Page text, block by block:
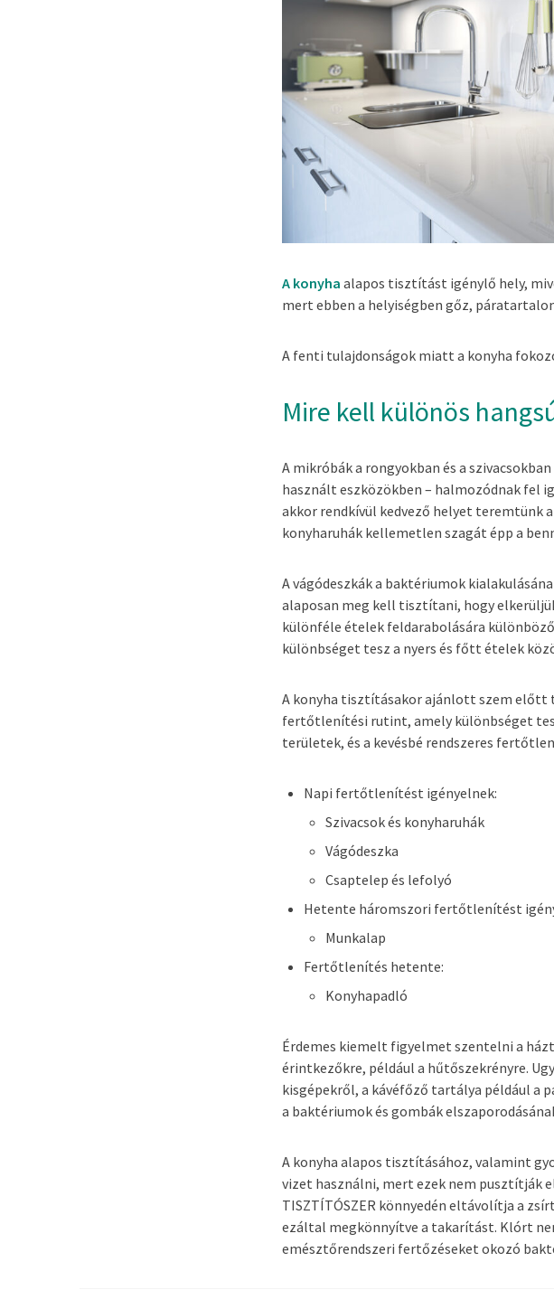
A konyha alapos tisztítást igénylő hely,
mert ebben a helyiségben gőz,
A fenti tulajdonságok miatt a konyha
Mire kell különös
A mikróbák a rongyokban és a
használt eszközökben – halmozódnak fel
akkor rendkívül kedvező helyet teremtünk
konyharuhák kellemetlen szagát épp a
A vágódeszkák a baktériumok
alaposan meg kell tisztítani, hogy
különféle ételek feldarabolására
különbséget tesz a nyers és főtt ételek
A konyha tisztításakor ajánlott szem előtt
fertőtlenítési rutint, amely különbséget
területek, és a kevésbé rendszeres
Napi fertőtlenítést igényelnek:
Szivacsok és konyharuhák
Vágódeszka
Csaptelep és lefolyó
Hetente háromszori fertőtlenítést
Munkalap
Fertőtlenítés hetente:
Konyhapadló
Érdemes kiemelt figyelmet szentelni a
érintkezőkre, például a hűtőszekrényre.
kisgépekről, a kávéfőző tartálya például a
a baktériumok és gombák
A konyha alapos tisztításához, valamint
vizet használni, mert ezek nem pusztítják
TISZTÍTÓSZER könnyedén eltávolítja a
ezáltal megkönnyítve a takarítást. Klórt
emésztőrendszeri fertőzéseket okozó